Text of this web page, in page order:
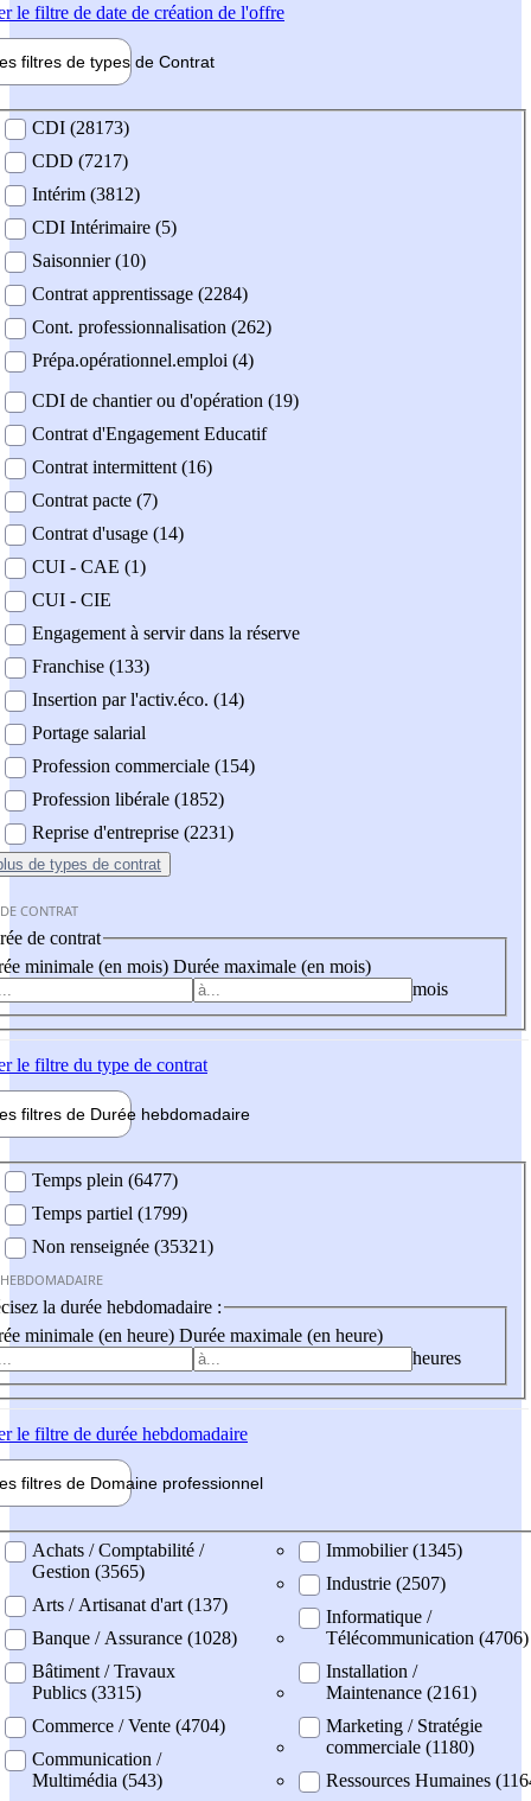
le filtre de date de création de l'offre
filtres de types de Contrat
contrat
CDI (28173)
CDD (7217)
Intérim (3812)
CDI Intérimaire (5)
Saisonnier (10)
Contrat apprentissage (2284)
Cont. professionnalisation (262)
Prépa.opérationnel.emploi (4)
CDI de chantier ou d'opération (19)
Contrat d'Engagement Educatif
Contrat intermittent (16)
Contrat pacte (7)
Contrat d'usage (14)
CUI - CAE (1)
CUI - CIE
Engagement à servir dans la réserve
Franchise (133)
Insertion par l'activ.éco. (14)
Portage salarial
Profession commerciale (154)
Profession libérale (1852)
Reprise d'entreprise (2231)
de types de contrat
CONTRAT
de contrat
minimale (en mois) Durée maximale (en mois)
mois
le filtre du type de contrat
filtres de Durée hebdomadaire
Temps plein (6477)
Temps partiel (1799)
Non renseignée (35321)
la durée hebdomadaire :
minimale (en heure) Durée maximale (en heure)
heures
le filtre de durée hebdomadaire
filtres de Domaine professionnel
professionel
Achats / Comptabilité /
Gestion (3565)
Arts / Artisanat d'art (137)
Banque / Assurance (1028)
Bâtiment / Travaux
Publics (3315)
Commerce / Vente (4704)
Communication /
Multimédia (543)
Immobilier (1345)
Industrie (2507)
Informatique /
Télécommunication (4706)
Installation /
Maintenance (2161)
Marketing / Stratégie
commerciale (1180)
Ressources Humaines